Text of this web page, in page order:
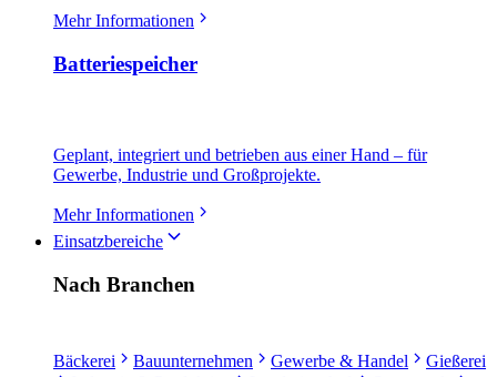
Mehr Informationen
Batteriespeicher
Geplant, integriert und betrieben aus einer Hand – für
Gewerbe, Industrie und Großprojekte.
Mehr Informationen
Einsatzbereiche
Nach Branchen
Bäckerei Bauunternehmen Gewerbe & Handel
Gießerei